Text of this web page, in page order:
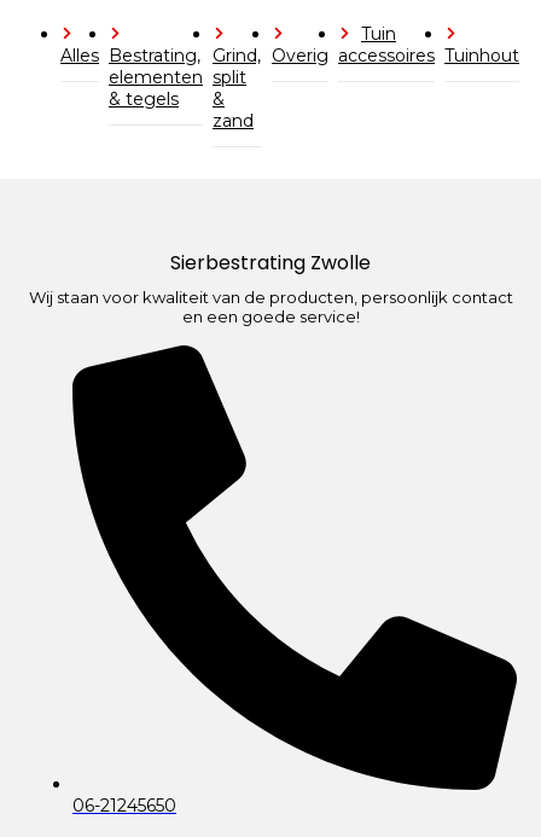
Alles Bestrating,
elementen
& tegels
Grind,
split
&
zand
Overig
Tuin
accessoires Tuinhout
Sierbestrating Zwolle
Wij staan voor kwaliteit van de producten, persoonlijk contact
en een goede service!
06-21245650